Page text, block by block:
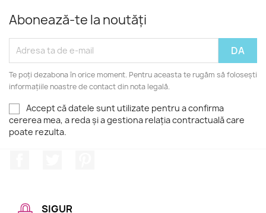
Abonează-te la noutăți
Te poți dezabona în orice moment. Pentru aceasta te rugăm să folosești
informațiile noastre de contact din nota legală.
Accept că datele sunt utilizate pentru a confirma
cererea mea, a reda și a gestiona relația contractuală care
poate rezulta.
SIGUR